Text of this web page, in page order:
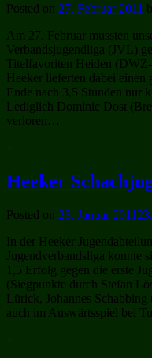
Posted on 27. Februar 2011
Am 27. Februar mussten
Verbandsjugendliga (JVL)
Titelfavoriten Heiden
Heeker lieferten dabei einen
Ende nach 3,5 Stunden nur
Lediglich Dominic Dost
verloren…
+
Heeker
Posted on 23. Januar 2011
In der Heeker
Jugendverbandsliga konnte
1,5 Erfolg gegen die erste
(Siegpunkte durch Stefan
Lürick, Johannes
auch im Auswärtsspiel bei
+